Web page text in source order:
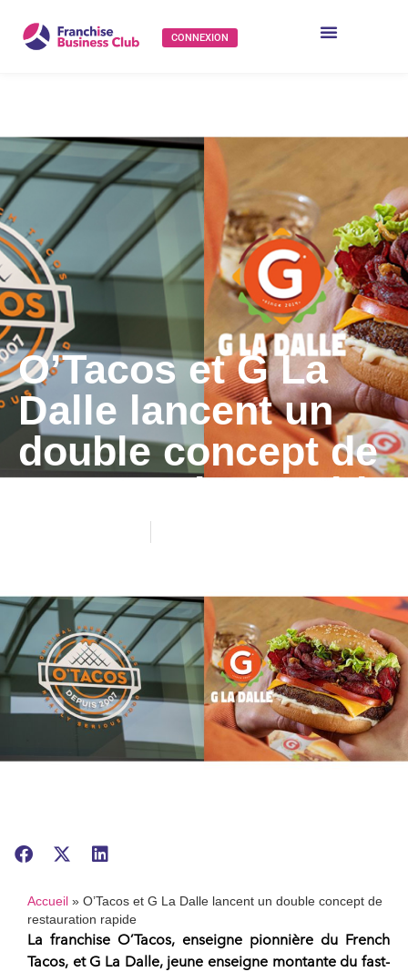
CONNEXION
O’Tacos et G La
Dalle lancent un
double concept de
restauration rapide
Accueil » O’Tacos et G La Dalle lancent un double concept de
restauration rapide
La franchise O’Tacos, enseigne pionnière du French
Tacos, et G La Dalle, jeune enseigne montante du fast-